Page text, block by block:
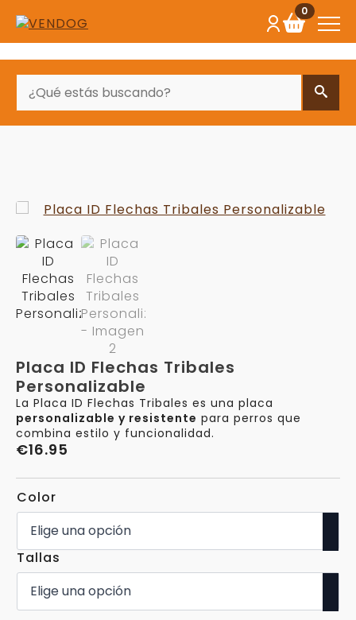
0
Placa ID Flechas Tribales
Personalizable
La Placa ID Flechas Tribales es una placa
personalizable y resistente para perros que
combina estilo y funcionalidad.
€16.95
Color
Tallas